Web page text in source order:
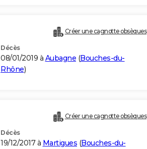
Créer une cagnotte obsèques
Décès
08/01/2019 à Aubagne (Bouches-du-
Rhône)
Créer une cagnotte obsèques
Décès
19/12/2017 à Martigues (Bouches-du-